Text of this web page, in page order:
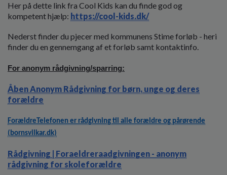
Her på dette link fra Cool Kids kan du finde god og
kompetent hjælp: https://cool-kids.dk/
Nederst finder du pjecer med kommunens Stime forløb - heri
finder du en gennemgang af et forløb samt kontaktinfo.
For anonym rådgivning/sparring:
Åben Anonym Rådgivning for børn, unge og deres
forældre
ForældreTelefonen er rådgivning til alle forældre og pårørende
(bornsvilkar.dk)
Rådgivning | Foraeldreraadgivningen - anonym
rådgivning for skoleforældre